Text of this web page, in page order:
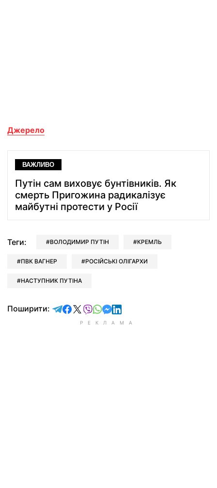
Джерело
ВАЖЛИВО
Путін сам виховує бунтівників. Як
смерть Пригожина радикалізує
майбутні протести у Росії
Теги: ВОЛОДИМИР ПУТІН КРЕМЛЬ
ПВК ВАГНЕР РОСІЙСЬКІ ОЛІГАРХИ
НАСТУПНИК ПУТІНА
Поширити: відправити у Telegram
поділитись у Facebook
поділитись у X
відправити у Viber
відправити у Whatsapp
відправити у Messenger
відправити у LinkedIn